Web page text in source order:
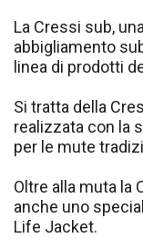
La Cressi sub,
abbigliamento
linea di prodotti
Si tratta della
realizzata con la
per le mute
Oltre alla muta la
anche uno
Life Jacket.